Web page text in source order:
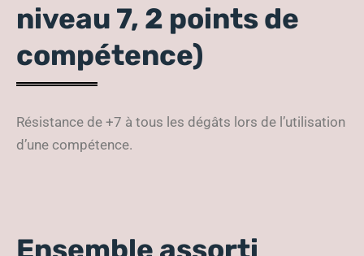
niveau 7, 2 points de
compétence)
Résistance de +7 à tous les dégâts lors de l’utilisation
d’une compétence.